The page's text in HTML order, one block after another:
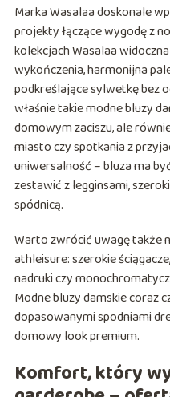
Marka Wasalaa doskonale
projekty łączące wygodę z
kolekcjach Wasalaa
wykończenia, harmonijna
podkreślające sylwetkę bez
właśnie takie modne bluzy
domowym zaciszu, ale
miasto czy spotkania z
uniwersalność – bluza ma
zestawić z legginsami,
spódnicą.
Warto zwrócić uwagę także
athleisure: szerokie
nadruki czy
Modne bluzy damskie coraz
dopasowanymi spodniami
domowy look premium.
Komfort, który